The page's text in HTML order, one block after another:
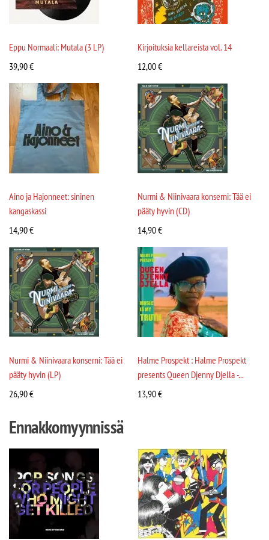
Eppu Normaali: Mutala (3 LP)
39,90€
Kirjoituksia kellareista vol. 14
12,00€
Aino ja Hajonneet: sininen
kangaskassi
14,90€
Nurmi & Niinivaara konserni: Tää ei
pääty hyvin (CD)
14,90€
Nurmi & Niinivaara konserni: Tää ei
pääty hyvin (LP)
26,90€
Halme Prospekt : Halme Prospekt
presents Queen Djenny Djella -...
13,90€
Ennakkomyynnissä